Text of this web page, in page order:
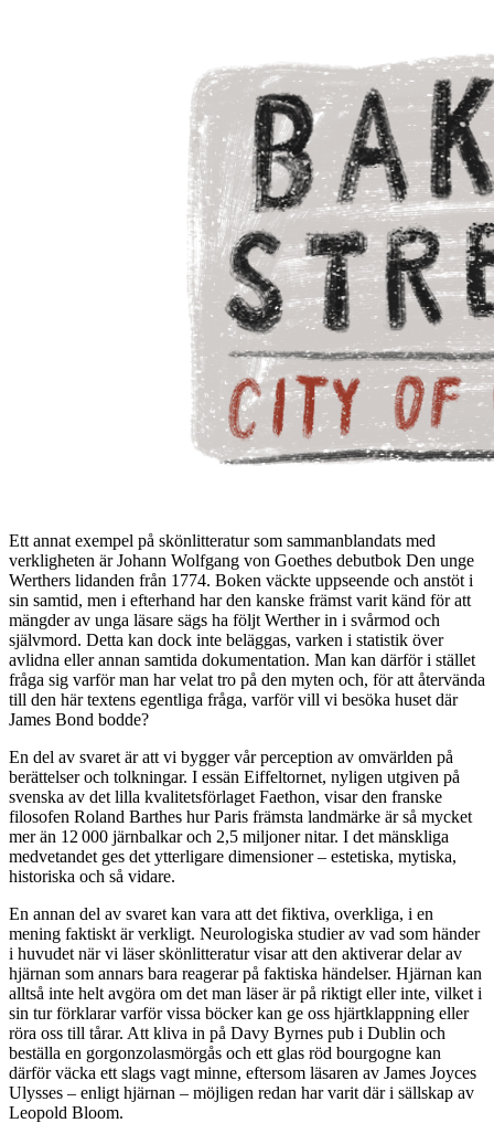
Ett annat exempel på skönlitteratur som sammanblandats med
verkligheten är Johann Wolfgang von Goethes debutbok Den unge
Werthers lidanden från 1774. Boken väckte uppseende och anstöt i
sin samtid, men i efterhand har den kanske främst varit känd för att
mängder av unga läsare sägs ha följt Werther in i svårmod och
självmord. Detta kan dock inte beläggas, varken i statistik över
avlidna eller annan samtida dokumentation. Man kan därför i stället
fråga sig varför man har velat tro på den myten och, för att återvända
till den här textens egentliga fråga, varför vill vi besöka huset där
James Bond bodde?
En del av svaret är att vi bygger vår perception av omvärlden på
berättelser och tolkningar. I essän Eiffeltornet, nyligen utgiven på
svenska av det lilla kvalitetsförlaget Faethon, visar den franske
filosofen Roland Barthes hur Paris främsta landmärke är så mycket
mer än 12 000 järnbalkar och 2,5 miljoner nitar. I det mänskliga
medvetandet ges det ytterligare dimensioner – estetiska, mytiska,
historiska och så vidare.
En annan del av svaret kan vara att det fiktiva, overkliga, i en
mening faktiskt är verkligt. Neurologiska studier av vad som händer
i huvudet när vi läser skönlitteratur visar att den aktiverar delar av
hjärnan som annars bara reagerar på faktiska händelser. Hjärnan kan
alltså inte helt avgöra om det man läser är på riktigt eller inte, vilket i
sin tur förklarar varför vissa böcker kan ge oss hjärtklappning eller
röra oss till tårar. Att kliva in på Davy Byrnes pub i Dublin och
beställa en gorgonzolasmörgås och ett glas röd bourgogne kan
därför väcka ett slags vagt minne, eftersom läsaren av James Joyces
Ulysses – enligt hjärnan – möjligen redan har varit där i sällskap av
Leopold Bloom.